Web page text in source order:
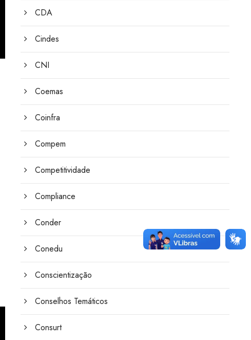
CDA
Cindes
CNI
Coemas
Coinfra
Compem
Competitividade
Compliance
Conder
Conedu
Conscientização
Conselhos Temáticos
Consurt